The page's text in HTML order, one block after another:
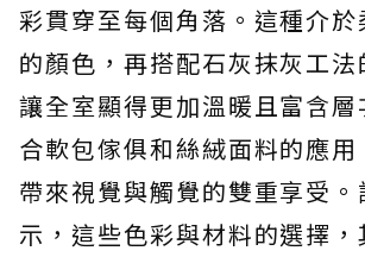
彩貫穿至每個角落。這種介於
的顏色，再搭配石灰抹灰工
讓全室顯得更加溫暖且富含
合軟包傢俱和絲絨面料的應
帶來視覺與觸覺的雙重享受
示，這些色彩與材料的選擇